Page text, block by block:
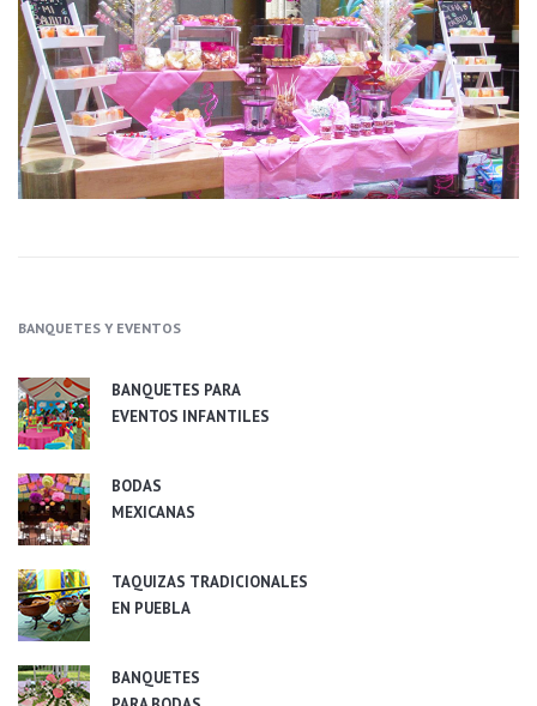
BANQUETES Y EVENTOS
BANQUETES PARA
EVENTOS INFANTILES
BODAS
MEXICANAS
TAQUIZAS TRADICIONALES
EN PUEBLA
BANQUETES